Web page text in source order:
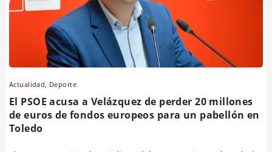
Actualidad, Deporte
El PSOE acusa a Velázquez de perder 20 millones
de euros de fondos europeos para un pabellón en
Toledo